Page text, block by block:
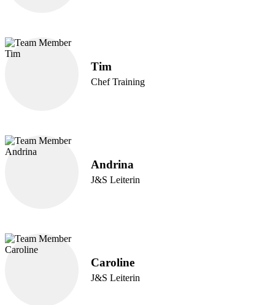
Tim
Chef Training
Andrina
J&S Leiterin
Caroline
J&S Leiterin